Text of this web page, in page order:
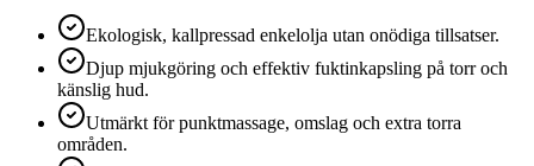
Ekologisk, kallpressad enkelolja utan onödiga tillsatser.
Djup mjukgöring och effektiv fuktinkapsling på torr och
känslig hud.
Utmärkt för punktmassage, omslag och extra torra
områden.